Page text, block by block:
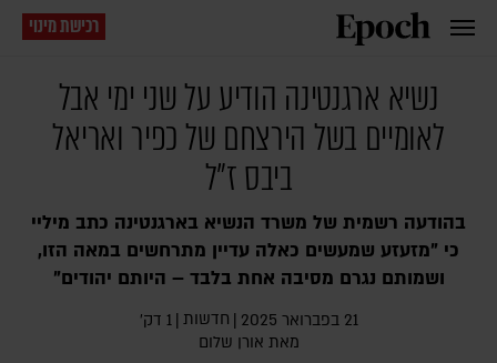
רכישת מינוי
נשיא ארגנטינה הודיע על שני ימי אבל
לאומיים בשל הירצחם של כפיר ואריאל
ביבס ז"ל
בהודעה רשמית של משרד הנשיא בארגנטינה כתב מיליי
כי "מזעזע שמעשים כאלה עדיין מתרחשים במאה הזו,
ושמותם נגרם מסיבה אחת בלבד – היותם יהודים"
21 בפברואר 2025 | חדשות | 1 דק׳
מאת אורן שלום